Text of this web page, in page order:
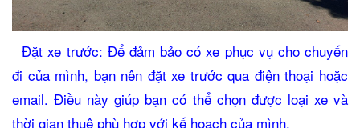
Đặt xe trước: Để đảm bảo có xe phục vụ cho chuyến
đi của mình, bạn nên đặt xe trước qua điện thoại hoặc
email. Điều này giúp bạn có thể chọn được loại xe và
thời gian thuê phù hợp với kế hoạch của mình.